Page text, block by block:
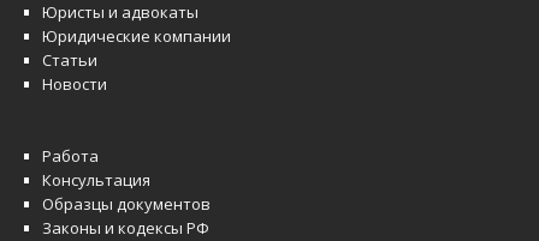
Юристы и адвокаты
Юридические компании
Статьи
Новости
Работа
Консультация
Образцы документов
Законы и кодексы РФ